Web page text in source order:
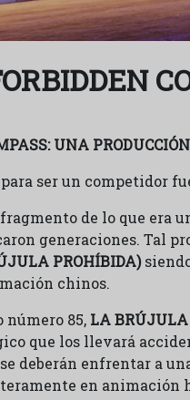
UNA
ser un competidor
de lo que era
generaciones. Tal
PROHÍBIDA)
chinos.
número 85, LA
que los llevará
deberán enfrentar a
en animación